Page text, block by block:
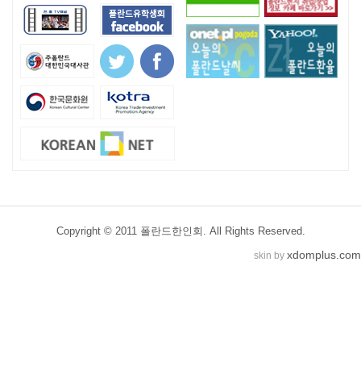
Copyright © 2011 폴란드한인회. All Rights Reserved.
skin by xdomplus.com